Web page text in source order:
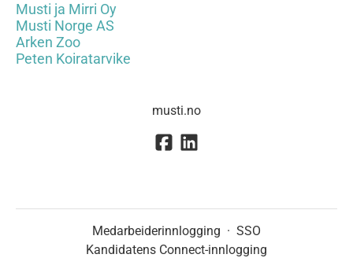
Musti ja Mirri Oy
Musti Norge AS
Arken Zoo
Peten Koiratarvike
musti.no
Medarbeiderinnlogging · SSO
Kandidatens Connect-innlogging